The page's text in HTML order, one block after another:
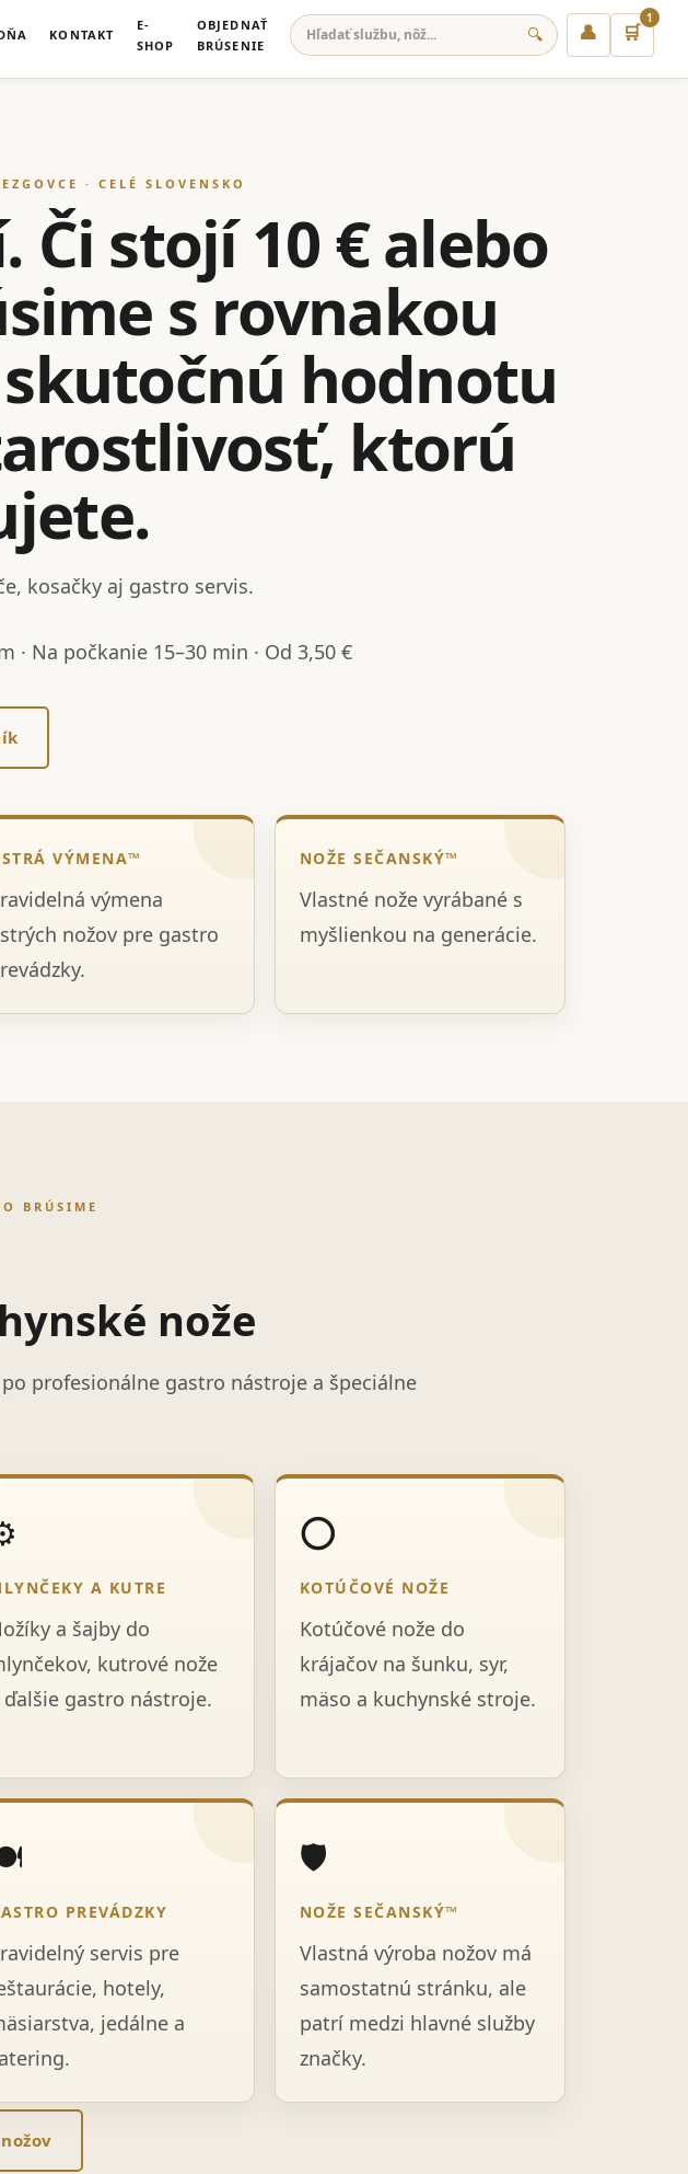
KONTAKT
E-
SHOP
OBJEDNAŤ
BRÚSENIE
🔍 👤 🛒
1
· CELÉ SLOVENSKO
Či stojí 10 € alebo
s rovnakou
hodnotu
ktorú
kosačky aj gastro servis.
Na počkanie 15–30 min · Od 3,50 €
VÝMENA™
výmena
nožov pre gastro
NOŽE SEČANSKÝ™
Vlastné nože vyrábané s
myšlienkou na generácie.
BRÚSIME
nože
profesionálne gastro nástroje a špeciálne
A KUTRE
a šajby do
kutrové nože
ďalšie gastro nástroje.
⭕
KOTÚČOVÉ NOŽE
Kotúčové nože do
krájačov na šunku, syr,
mäso a kuchynské stroje.
PREVÁDZKY
servis pre
hotely,
jedálne a
🛡️
NOŽE SEČANSKÝ™
Vlastná výroba nožov má
samostatnú stránku, ale
patrí medzi hlavné služby
značky.